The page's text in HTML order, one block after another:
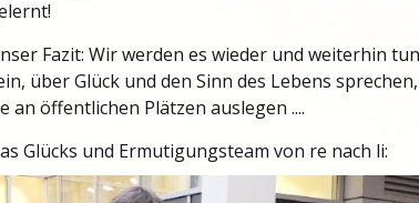
Fazit: Wir werden es wieder und weiterhin
über Glück und den Sinn des Lebens
an öffentlichen Plätzen auslegen ....
Glücks und Ermutigungsteam von re nach li: